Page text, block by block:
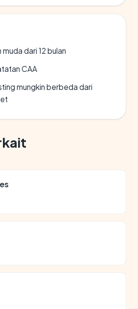
dari 12 bulan
CAA
mungkin berbeda dari